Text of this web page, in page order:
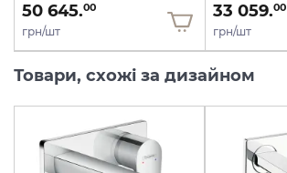
50 645.00
грн/шт
33 059.00
грн/шт
Товари, схожі за дизайном